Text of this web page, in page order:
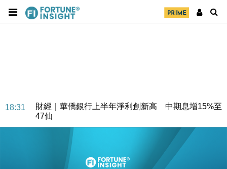
18:31
財經｜華僑銀行上半年淨利創新高 中期息增15%至
47仙
財經｜滙豐上調香港今年GDP預測至4.5% 看好貿易
及消費表現
本地｜假冒內地執法人員要求交「保證金」 43歲女子
損失近6900萬元